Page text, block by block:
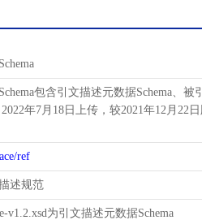
包含引文描述元数据Schema、被
年7月18日上传，较2021年12月22
ref
述规范
v1.2.xsd为引文描述元数据Schema